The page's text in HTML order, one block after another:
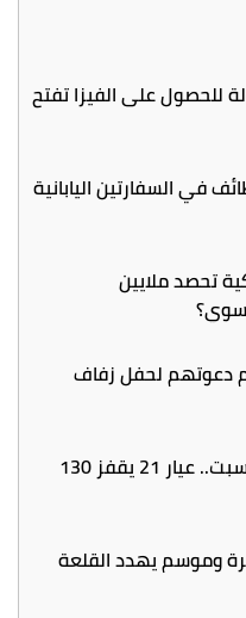
أسهل دولة للحصول على الفيزا تفتح
جنيه.. وظائف في السفارتين اليابانية
تحصد ملايين
لن تتم دعوتهم لحفل زفاف
أسعار الذهب في مصر اليوم السبت.. عيار 21 يقفز 130
لا سيطرة وموسم يهدد القلعة